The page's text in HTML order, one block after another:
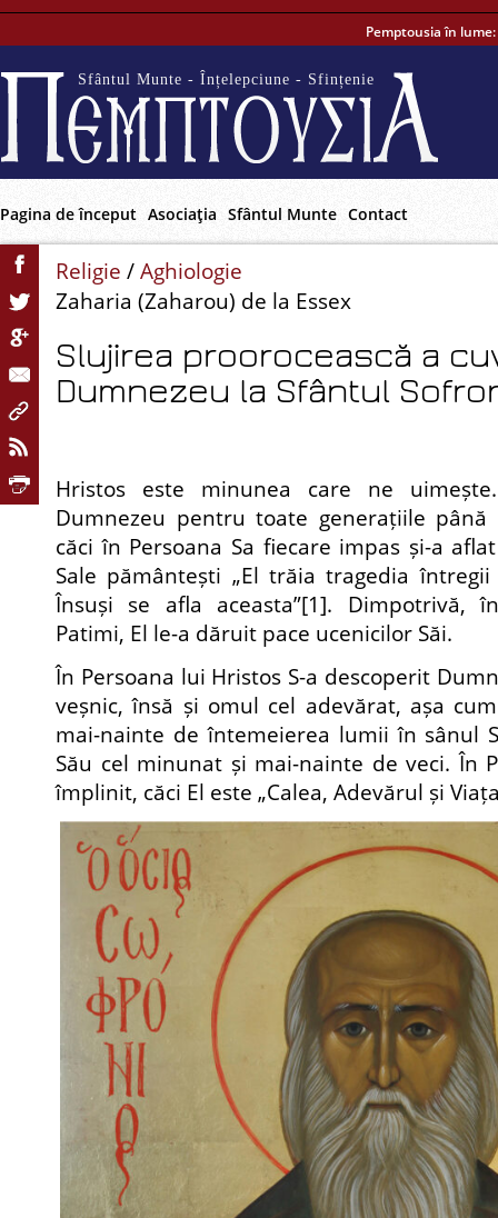
Pemptousia în lume:
Sfântul Munte - Înțelepciune - Sfințenie
Pagina de început Asociaţia Sfântul Munte Contact
Religie /Aghiologie
Zaharia (Zaharou) de la Essex
Slujirea proorocească a
Dumnezeu la Sfântul
Hristos este minunea care ne
Dumnezeu pentru toate generațiile
căci în Persoana Sa fiecare impas și-a
Sale pământești „El trăia tragedia
Însuși se afla aceasta”[1]. Dimpotrivă,
Patimi, El le-a dăruit pace ucenicilor Săi.
În Persoana lui Hristos S-a descoperit
veșnic, însă și omul cel adevărat, așa
mai-nainte de întemeierea lumii în sânul
Său cel minunat și mai-nainte de veci. În
împlinit, căci El este „Calea, Adevărul și